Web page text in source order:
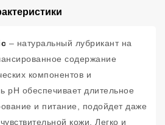
– натуральный лубрикант на
содержание
компонентов и
рН обеспечивает длительное
и питание, подойдет даже
кожи. Легко и